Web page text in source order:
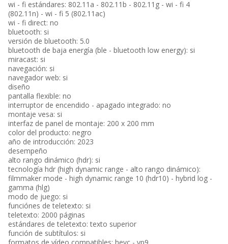
wi - fi estándares: 802.11a - 802.11b - 802.11g - wi - fi 4
(802.11n) - wi - fi 5 (802.11ac)
wi - fi direct: no
bluetooth: si
versión de bluetooth: 5.0
bluetooth de baja energía (ble - bluetooth low energy): si
miracast: si
navegación: si
navegador web: si
diseño
pantalla flexible: no
interruptor de encendido - apagado integrado: no
montaje vesa: si
interfaz de panel de montaje: 200 x 200 mm
color del producto: negro
año de introducción: 2023
desempeño
alto rango dinámico (hdr): si
tecnología hdr (high dynamic range - alto rango dinámico):
filmmaker mode - high dynamic range 10 (hdr10) - hybrid log -
gamma (hlg)
modo de juego: si
funciónes de teletexto: si
teletexto: 2000 páginas
estándares de teletexto: texto superior
función de subtítulos: si